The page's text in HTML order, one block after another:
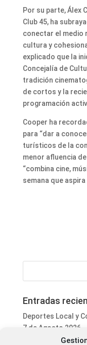
Por su parte, Álex
Club 45, ha
conectar el medio
cultura y
explicado que la
Concejalía de
tradición
de cortos y la
programación
Cooper ha
para “dar a
turísticos de la
menor afluencia
“combina cine,
semana que
Entradas
Deportes Local y
7 de Agosto 2026
Informativo